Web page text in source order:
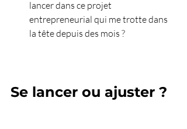
lancer dans ce projet
entrepreneurial qui me trotte dans
la tête depuis des mois ?
Se lancer ou ajuster ?